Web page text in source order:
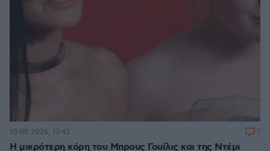
Η μικρότερη κόρη του Μπρους Γουίλις και της Ντέμι
10.08.2026, 13:43 1